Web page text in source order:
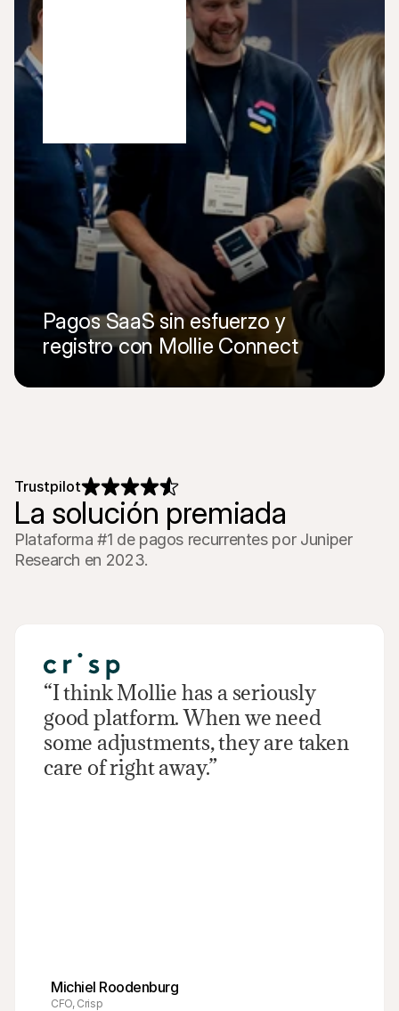
Pagos SaaS sin esfuerzo y
registro con Mollie Connect
Trustpilot
La solución premiada
Plataforma #1 de pagos recurrentes por Juniper
Research en 2023.
“I think Mollie has a seriously
good platform. When we need
some adjustments‚ they are taken
care of right away.”
Michiel Roodenburg
CFO, Crisp